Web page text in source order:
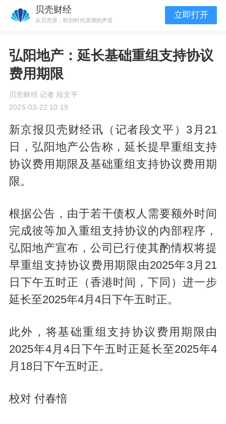
贝壳财经
从贝壳里，听到时代浪潮的声音
立即打开
弘阳地产：延长基础重组支持协议
费用期限
贝壳财经 记者 段文平
2025-03-22 10:19
新京报贝壳财经讯（记者段文平）3月21
日，弘阳地产公告称，延长提早重组支持
协议费用期限及基础重组支持协议费用期
限。
根据公告，由于若干债权人需要额外时间
完成彼等加入重组支持协议的内部程序，
弘阳地产宣布，公司已行使其酌情权将提
早重组支持协议费用期限由2025年3月21
日下午五时正（香港时间，下同）进一步
延长至2025年4月4日下午五时正。
此外，将基础重组支持协议费用期限由
2025年4月4日下午五时正延长至2025年4
月18日下午五时正。
校对 付春愔